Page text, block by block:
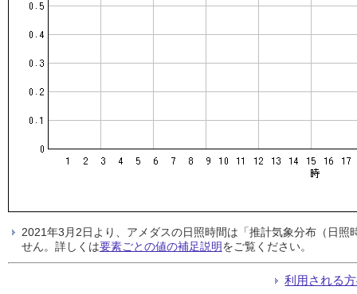
2021年3月2日より、アメダスの日照時間は「推計気象分布（日
せん。詳しくは要素ごとの値の補足説明をご覧ください。
利用される